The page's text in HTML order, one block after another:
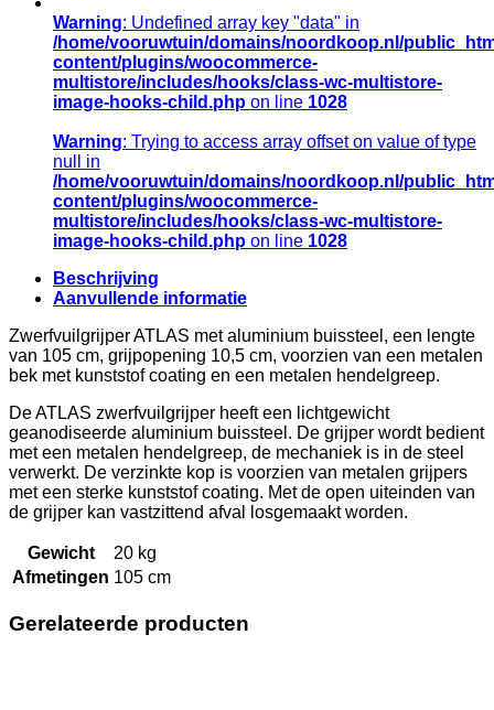
Warning: Undefined array key "data" in
/home/vooruwtuin/domains/noordkoop.nl/
content/plugins/woocommerce-
multistore/includes/hooks/class-wc-multistore-
image-hooks-child.php on line 1028
Warning: Trying to access array offset on value of type
null in
/home/vooruwtuin/domains/noordkoop.nl/
content/plugins/woocommerce-
multistore/includes/hooks/class-wc-multistore-
image-hooks-child.php on line 1028
Beschrijving
Aanvullende informatie
Zwerfvuilgrijper ATLAS met aluminium buissteel, een lengte
van 105 cm, grijpopening 10,5 cm, voorzien van een metalen
bek met kunststof coating en een metalen hendelgreep.
De ATLAS zwerfvuilgrijper heeft een lichtgewicht
geanodiseerde aluminium buissteel. De grijper wordt bedient
met een metalen hendelgreep, de mechaniek is in de steel
verwerkt. De verzinkte kop is voorzien van metalen grijpers
met een sterke kunststof coating. Met de open uiteinden van
de grijper kan vastzittend afval losgemaakt worden.
Gewicht
20 kg
Afmetingen 105 cm
Gerelateerde producten